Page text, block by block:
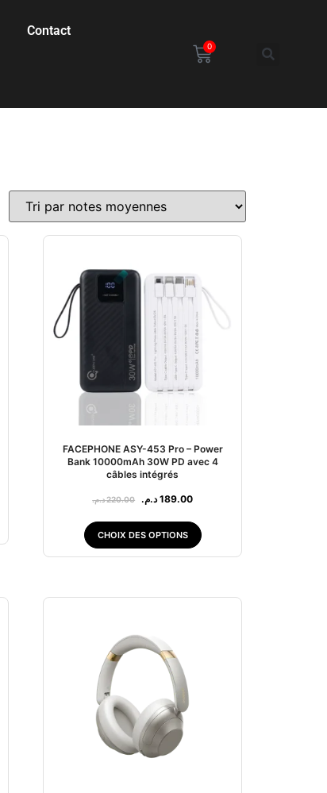
Contact
0
FACEPHONE ASY-453 Pro – Power
Bank 10000mAh 30W PD avec 4
câbles intégrés
220.00د.م. 189.00 د.م.
CHOIX DES OPTIONS